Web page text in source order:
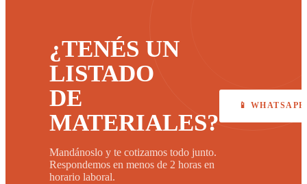
¿TENÉS UN
LISTADO
DE
MATERIALES?
Mandánoslo y te cotizamos todo junto.
Respondemos en menos de 2 horas en
horario laboral.
📱